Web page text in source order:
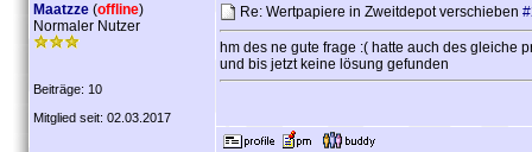
Maatzze (offline)
Normaler Nutzer
Beiträge: 10
Mitglied seit: 02.03.2017
Re: Wertpapiere in Zweitdepot verschieben
hm des ne gute frage :( hatte auch des gleiche
und bis jetzt keine lösung gefunden